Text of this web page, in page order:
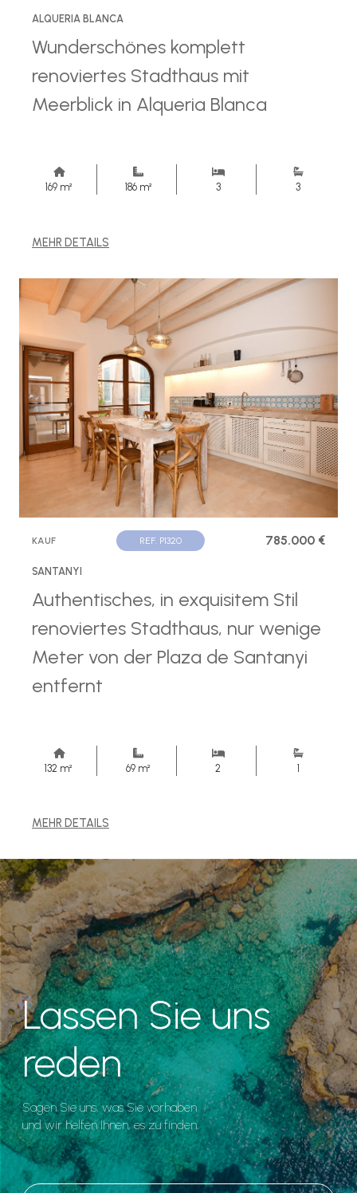
ALQUERIA BLANCA
Wunderschönes komplett
renoviertes Stadthaus mit
Meerblick in Alqueria Blanca
169 m² 186 m² 3 3
MEHR DETAILS
KAUF REF. P1320 785.000 €
SANTANYI
Authentisches, in exquisitem Stil
renoviertes Stadthaus, nur wenige
Meter von der Plaza de Santanyi
entfernt
132 m² 69 m² 2 1
MEHR DETAILS
Lassen Sie uns
reden
Sagen Sie uns, was Sie vorhaben
und wir helfen Ihnen, es zu finden.